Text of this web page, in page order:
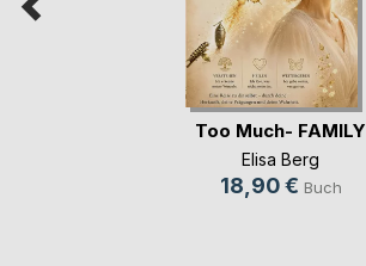
Too Much- FAMILY
Elisa Berg
18,90 € Buch